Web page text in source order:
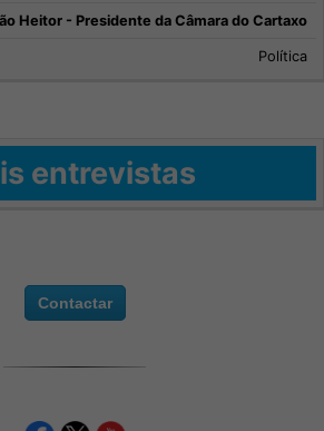
Heitor - Presidente da Câmara do Cartaxo
Política
entrevistas
Contactar